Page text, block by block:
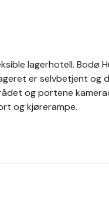
lagerhotell. Bodø
er selvbetjent og
og portene
og kjørerampe.